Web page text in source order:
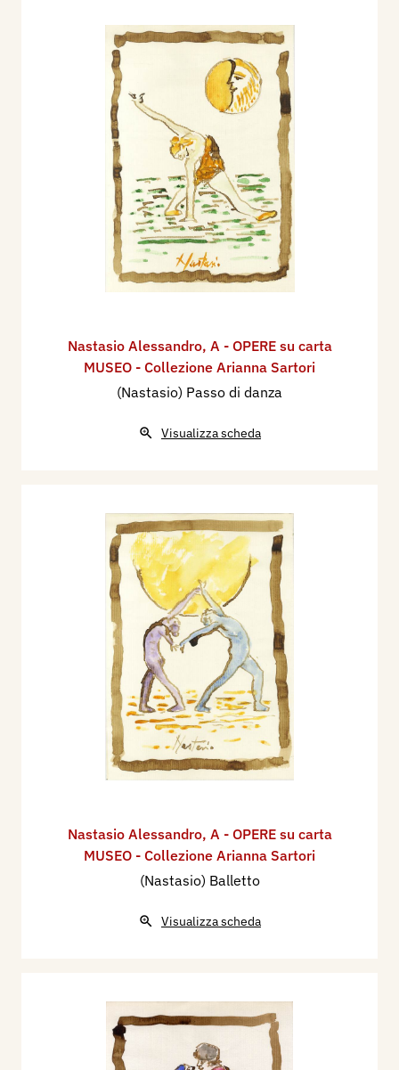
Nastasio Alessandro, A - OPERE su carta
MUSEO - Collezione Arianna Sartori
(Nastasio) Passo di danza
Visualizza scheda
Nastasio Alessandro, A - OPERE su carta
MUSEO - Collezione Arianna Sartori
(Nastasio) Balletto
Visualizza scheda